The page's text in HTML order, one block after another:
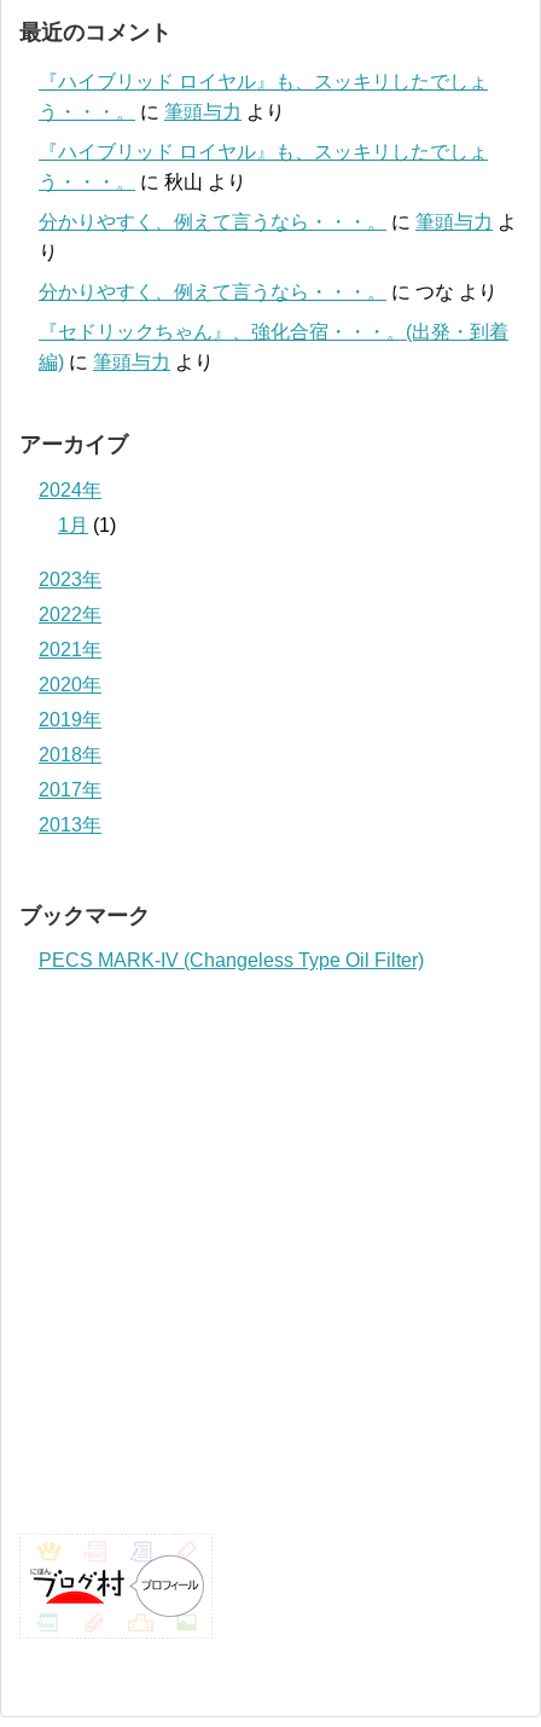
最近のコメント
『ハイブリッド ロイヤル』も、スッキリしたでしょ
う・・・。
に 筆頭与力 より
『ハイブリッド ロイヤル』も、スッキリしたでしょ
う・・・。
に 秋山 より
分かりやすく、例えて言うなら・・・。
に 筆頭与力 よ
り
分かりやすく、例えて言うなら・・・。
に つな より
『セドリックちゃん』、強化合宿・・・。(出発・到着
編) に 筆頭与力 より
アーカイブ
2024年
1月 (1)
2023年
2022年
2021年
2020年
2019年
2018年
2017年
2013年
ブックマーク
PECS MARK-IV (Changeless Type Oil Filter)